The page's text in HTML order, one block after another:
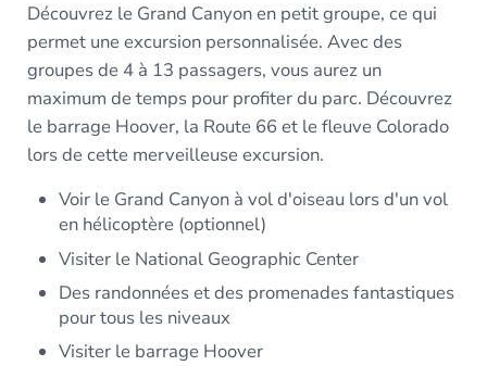
Découvrez le Grand Canyon en petit groupe, ce qui
permet une excursion personnalisée. Avec des
groupes de 4 à 13 passagers, vous aurez un
maximum de temps pour profiter du parc. Découvrez
le barrage Hoover, la Route 66 et le fleuve Colorado
lors de cette merveilleuse excursion.
Voir le Grand Canyon à vol d'oiseau lors d'un vol
en hélicoptère (optionnel)
Visiter le National Geographic Center
Des randonnées et des promenades fantastiques
pour tous les niveaux
Visiter le barrage Hoover